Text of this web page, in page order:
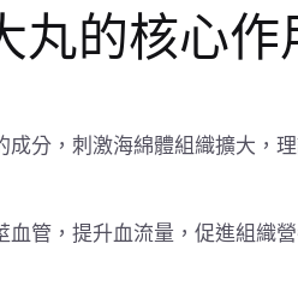
丸的核心作
分，刺激海綿體組織擴大，
管，提升血流量，促進組織